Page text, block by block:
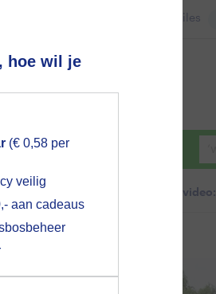
hoe wil je
(€ 0,58 per
veilig
aan cadeaus
Files
Zoeken in foto & video:
voor
op hebt
pop-up uit